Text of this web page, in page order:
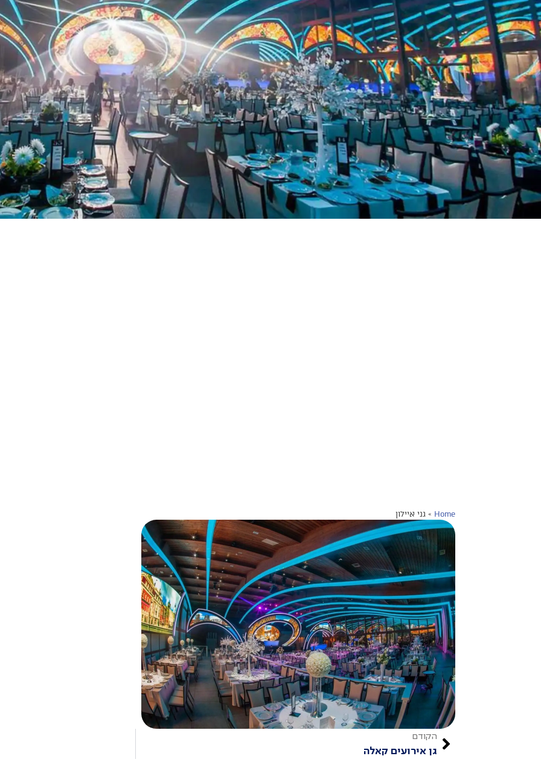
Home
» גני איילון
הקודם
גן אירועים קאלה